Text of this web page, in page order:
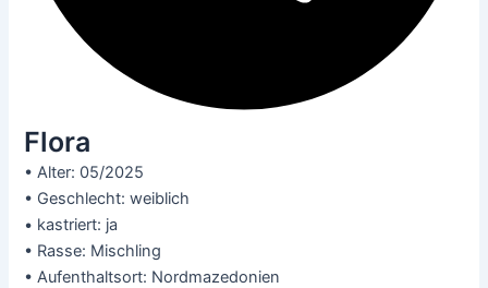
Flora
• Alter: 05/2025
• Geschlecht: weiblich
• kastriert: ja
• Rasse: Mischling
• Aufenthaltsort: Nordmazedonien